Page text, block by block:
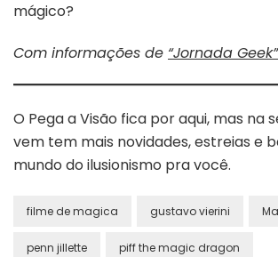
mágico?
Com informações de “Jornada Geek”
O Pega a Visão fica por aqui, mas na
vem tem mais novidades, estreias e
mundo do ilusionismo pra você.
filme de magica gustavo vierini
penn jillette piff the magic dragon